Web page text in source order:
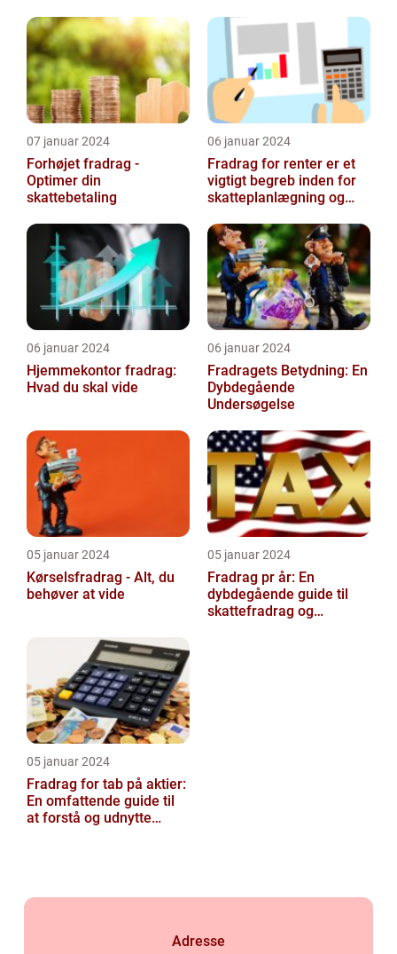
07 januar 2024
Forhøjet fradrag -
Optimer din
skattebetaling
06 januar 2024
Fradrag for renter er et
vigtigt begreb inden for
skatteplanlægning og
06 januar 2024
Hjemmekontor fradrag:
Hvad du skal vide
06 januar 2024
Fradragets Betydning: En
Dybdegående
Undersøgelse
05 januar 2024
Kørselsfradrag - Alt, du
behøver at vide
05 januar 2024
Fradrag pr år: En
dybdegående guide til
skattefradrag og
05 januar 2024
Fradrag for tab på aktier:
En omfattende guide til
at forstå og udnytte
Adresse